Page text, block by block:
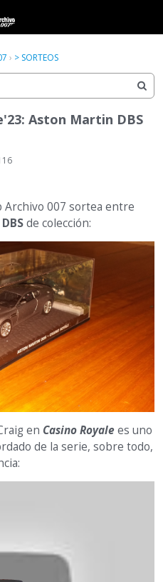
Registrarse
› > SORTEOS
Aston Martin DBS
Archivo 007 sortea entre
de colección:
en Casino Royalees uno
de la serie, sobre todo,